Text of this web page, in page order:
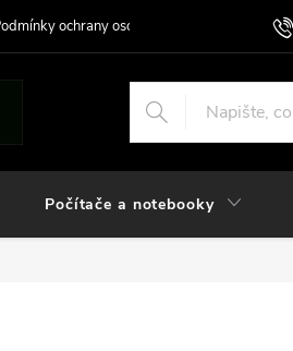
ochrany osobních údajů
Počítače a notebooky